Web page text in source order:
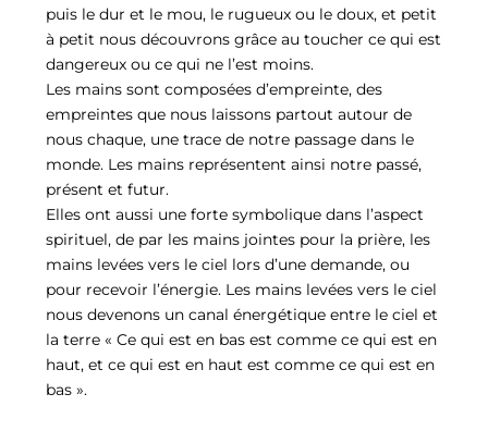
puis le dur et le mou, le rugueux ou le doux, et petit
à petit nous découvrons grâce au toucher ce qui est
dangereux ou ce qui ne l’est moins.
Les mains sont composées d’empreinte, des
empreintes que nous laissons partout autour de
nous chaque, une trace de notre passage dans le
monde. Les mains représentent ainsi notre passé,
présent et futur.
Elles ont aussi une forte symbolique dans l’aspect
spirituel, de par les mains jointes pour la prière, les
mains levées vers le ciel lors d’une demande, ou
pour recevoir l’énergie. Les mains levées vers le ciel
nous devenons un canal énergétique entre le ciel et
la terre « Ce qui est en bas est comme ce qui est en
haut, et ce qui est en haut est comme ce qui est en
bas ».